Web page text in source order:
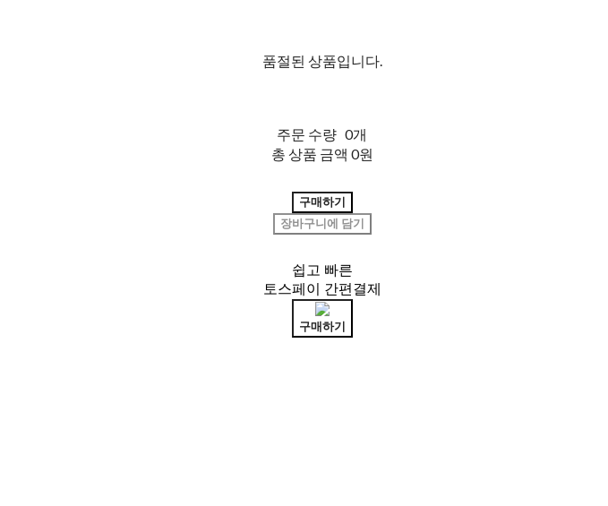
품절된 상품입니다.
주문 수량 0개
총 상품 금액 0원
구매하기
장바구니에 담기
쉽고 빠른
토스페이 간편결제
구매하기